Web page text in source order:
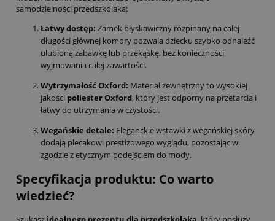
samodzielności przedszkolaka:
Łatwy dostęp: Zamek błyskawiczny rozpinany na całej
długości głównej komory pozwala dziecku szybko odnaleźć
ulubioną zabawkę lub przekąskę, bez konieczności
wyjmowania całej zawartości.
Wytrzymałość Oxford: Materiał zewnętrzny to wysokiej
jakości poliester Oxford, który jest odporny na przetarcia i
łatwy do utrzymania w czystości.
Wegańskie detale: Eleganckie wstawki z wegańskiej skóry
dodają plecakowi prestiżowego wyglądu, pozostając w
zgodzie z etycznym podejściem do mody.
Specyfikacja produktu: Co warto
wiedzieć?